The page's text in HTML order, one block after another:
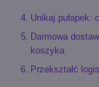
Unikaj pułapek:
Darmowa
koszyka
Przekształć